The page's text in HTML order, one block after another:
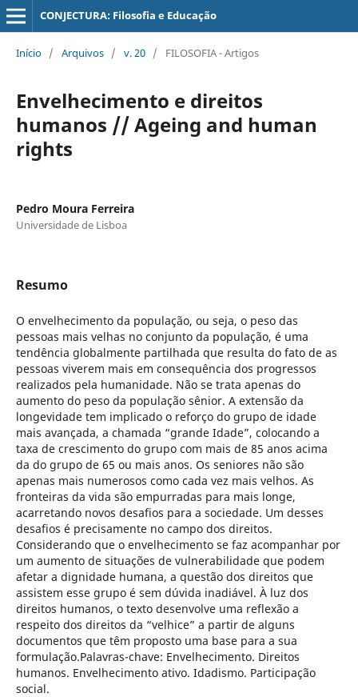
CONJECTURA: Filosofia e Educação
Início / Arquivos / v. 20 / FILOSOFIA - Artigos
Envelhecimento e direitos
humanos // Ageing and human
rights
Pedro Moura Ferreira
Universidade de Lisboa
Resumo
O envelhecimento da população, ou seja, o peso das
pessoas mais velhas no conjunto da população, é uma
tendência globalmente partilhada que resulta do fato de as
pessoas viverem mais em consequência dos progressos
realizados pela humanidade. Não se trata apenas do
aumento do peso da população sênior. A extensão da
longevidade tem implicado o reforço do grupo de idade
mais avançada, a chamada “grande Idade”, colocando a
taxa de crescimento do grupo com mais de 85 anos acima
da do grupo de 65 ou mais anos. Os seniores não são
apenas mais numerosos como cada vez mais velhos. As
fronteiras da vida são empurradas para mais longe,
acarretando novos desafios para a sociedade. Um desses
desafios é precisamente no campo dos direitos.
Considerando que o envelhecimento se faz acompanhar por
um aumento de situações de vulnerabilidade que podem
afetar a dignidade humana, a questão dos direitos que
assistem esse grupo é sem dúvida inadiável. À luz dos
direitos humanos, o texto desenvolve uma reflexão a
respeito dos direitos da “velhice” a partir de alguns
documentos que têm proposto uma base para a sua
formulação.Palavras-chave: Envelhecimento. Direitos
humanos. Envelhecimento ativo. Idadismo. Participação
social.